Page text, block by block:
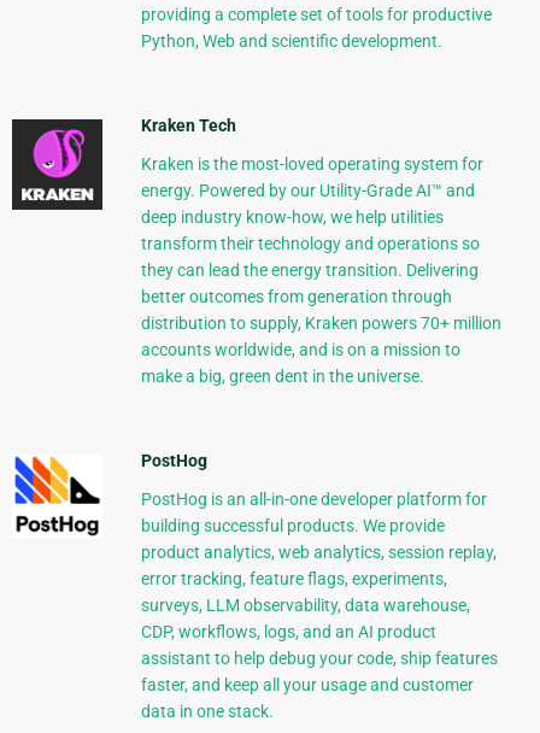
providing a complete set of tools for productive
Python, Web and scientific development.
Kraken Tech
Kraken is the most-loved operating system for
energy. Powered by our Utility-Grade AI™ and
deep industry know-how, we help utilities
transform their technology and operations so
they can lead the energy transition. Delivering
better outcomes from generation through
distribution to supply, Kraken powers 70+ million
accounts worldwide, and is on a mission to
make a big, green dent in the universe.
PostHog
PostHog is an all-in-one developer platform for
building successful products. We provide
product analytics, web analytics, session replay,
error tracking, feature flags, experiments,
surveys, LLM observability, data warehouse,
CDP, workflows, logs, and an AI product
assistant to help debug your code, ship features
faster, and keep all your usage and customer
data in one stack.